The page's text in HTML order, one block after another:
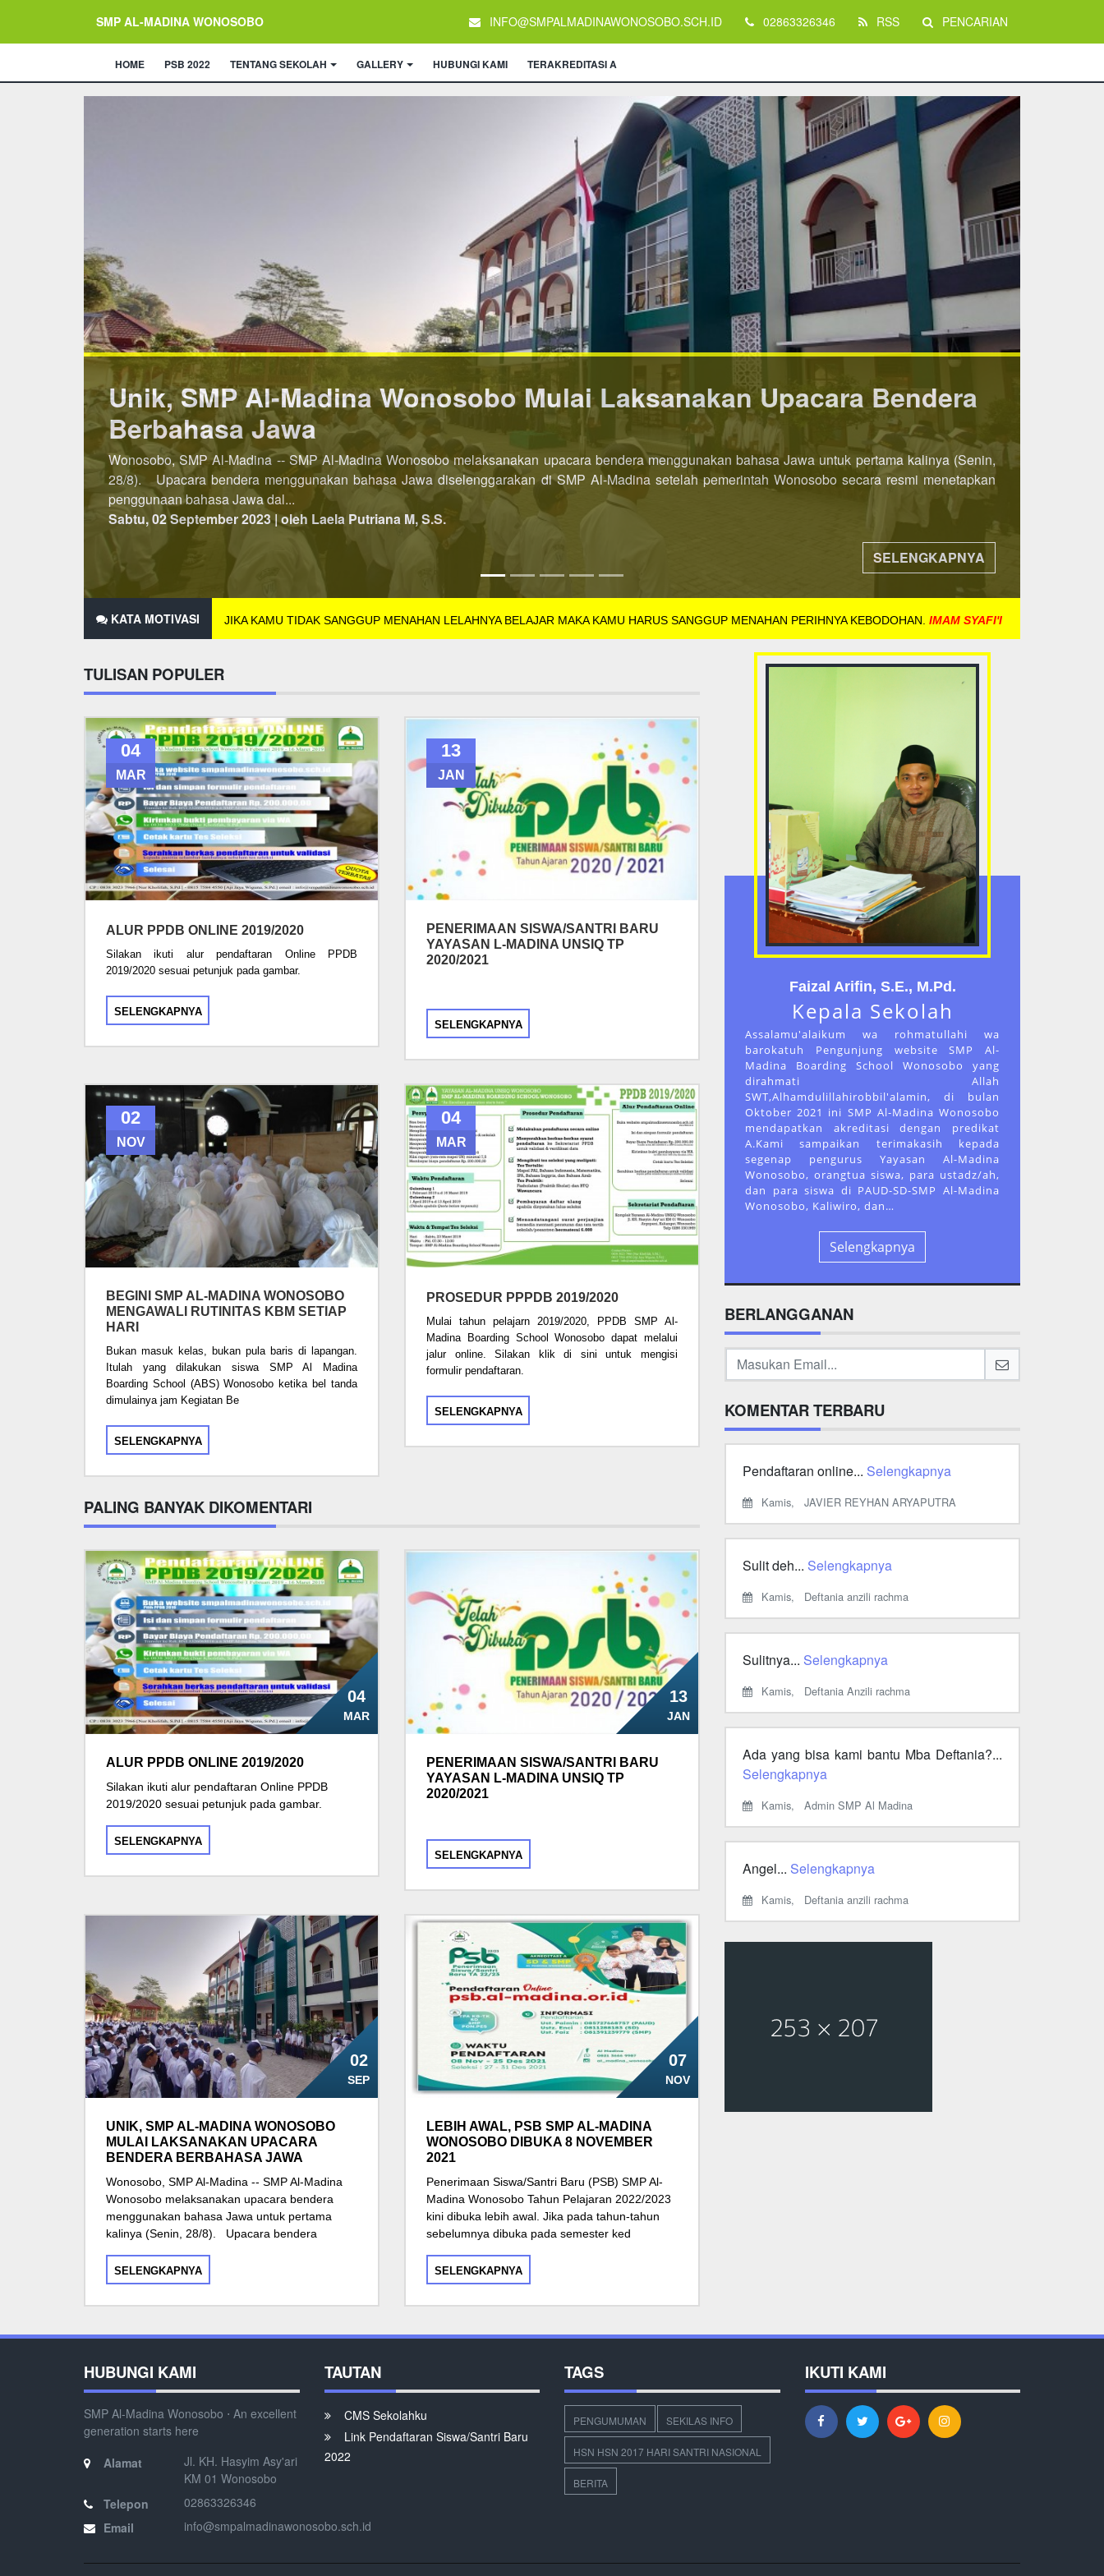
SMP AL-MADINA WONOSOBO INFO@SMPALMADINAWONOSOBO.SCH.ID 02863326346 RSS PENCARIAN
HOME PSB 2022 TENTANG SEKOLAH GALLERY HUBUNGI KAMI TERAKREDITASI A
Lebih Awal, PSB SMP AL-Madina Wonosobo dibuka 8 November 2021
Penerimaan Siswa/Santri Baru (PSB) SMP Al-Madina Wonosobo Tahun Pelajaran 2022/2023 kini dibuka lebih awal. Jika pada tahun-tahun sebelumnya
dibuka pada semester kedua, maka untuk PSB Tahun Pelajaran 2022/2023 dibuka di semester pertama. Pendaftaran dibuka mulai tanggal 8 November
2021 hingga 25 Des...
Minggu, 07 November 2021 | oleh Laela Putriana M, S.S.
SELENGKAPNYA
KATA MOTIVASI JIKA KAMU TIDAK SANGGUP MENAHAN LELAHNYA BELAJAR MAKA KAMU HARUS SANGGUP MENAHAN PERIHNYA KEBODOHAN. IMAM SYAFI'I
TULISAN POPULER
04
MAR
ALUR PPDB ONLINE 2019/2020
Silakan ikuti alur pendaftaran Online PPDB
2019/2020 sesuai petunjuk pada gambar.
SELENGKAPNYA
13
JAN
PENERIMAAN SISWA/SANTRI BARU
YAYASAN L-MADINA UNSIQ TP
2020/2021
SELENGKAPNYA
02
NOV
BEGINI SMP AL-MADINA WONOSOBO
MENGAWALI RUTINITAS KBM SETIAP
HARI
Bukan masuk kelas, bukan pula baris di lapangan.
Itulah yang dilakukan siswa SMP Al Madina
Boarding School (ABS) Wonosobo ketika bel tanda
dimulainya jam Kegiatan Be
SELENGKAPNYA
04
MAR
PROSEDUR PPPDB 2019/2020
Mulai tahun pelajarn 2019/2020, PPDB SMP Al-
Madina Boarding School Wonosobo dapat melalui
jalur online. Silakan klik di sini untuk mengisi
formulir pendaftaran.
SELENGKAPNYA
PALING BANYAK DIKOMENTARI
04
MAR
ALUR PPDB ONLINE 2019/2020
Silakan ikuti alur pendaftaran Online PPDB
2019/2020 sesuai petunjuk pada gambar.
SELENGKAPNYA
13
JAN
PENERIMAAN SISWA/SANTRI BARU
YAYASAN L-MADINA UNSIQ TP
2020/2021
SELENGKAPNYA
02
SEP
UNIK, SMP AL-MADINA WONOSOBO
MULAI LAKSANAKAN UPACARA
BENDERA BERBAHASA JAWA
Wonosobo, SMP Al-Madina -- SMP Al-Madina
Wonosobo melaksanakan upacara bendera
menggunakan bahasa Jawa untuk pertama
kalinya (Senin, 28/8). Upacara bendera
SELENGKAPNYA
07
NOV
LEBIH AWAL, PSB SMP AL-MADINA
WONOSOBO DIBUKA 8 NOVEMBER
2021
Penerimaan Siswa/Santri Baru (PSB) SMP Al-
Madina Wonosobo Tahun Pelajaran 2022/2023
kini dibuka lebih awal. Jika pada tahun-tahun
sebelumnya dibuka pada semester ked
SELENGKAPNYA
Faizal Arifin, S.E., M.Pd.
Kepala Sekolah
Assalamu'alaikum wa rohmatullahi wa
barokatuh Pengunjung website SMP Al-
Madina Boarding School Wonosobo yang
dirahmati Allah
SWT,Alhamdulillahirobbil'alamin, di bulan
Oktober 2021 ini SMP Al-Madina Wonosobo
mendapatkan akreditasi dengan predikat
A.Kami sampaikan terimakasih kepada
segenap pengurus Yayasan Al-Madina
Wonosobo, orangtua siswa, para ustadz/ah,
dan para siswa di PAUD-SD-SMP Al-Madina
Wonosobo, Kaliwiro, dan…
Selengkapnya
BERLANGGANAN
KOMENTAR TERBARU
Pendaftaran online... Selengkapnya
Kamis, JAVIER REYHAN ARYAPUTRA
Sulit deh... Selengkapnya
Kamis, Deftania anzili rachma
Sulitnya... Selengkapnya
Kamis, Deftania Anzili rachma
Ada yang bisa kami bantu Mba Deftania?...
Selengkapnya
Kamis, Admin SMP Al Madina
Angel... Selengkapnya
Kamis, Deftania anzili rachma
HUBUNGI KAMI
SMP Al-Madina Wonosobo ⋅ An excellent
generation starts here
Alamat
Jl. KH. Hasyim Asy'ari
KM 01 Wonosobo
Telepon
02863326346
Email
info@smpalmadinawonosobo.sch.id
TAUTAN
CMS Sekolahku
Link Pendaftaran Siswa/Santri Baru
2022
TAGS
PENGUMUMAN SEKILAS INFO
HSN HSN 2017 HARI SANTRI NASIONAL
BERITA
IKUTI KAMI